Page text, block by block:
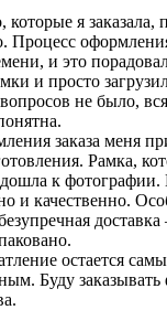
я заказала,
Процесс
и это
и просто
не было,
заказа меня
Рамка,
к фотографии.
и качественно.
остается
Буду